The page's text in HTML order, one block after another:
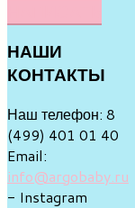
НАШИ
КОНТАКТЫ
Наш телефон: 8
(499) 401 01 40
Email:
info@argobaby.ru
- Instagram